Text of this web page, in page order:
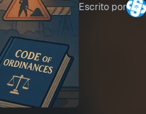
Escrito por